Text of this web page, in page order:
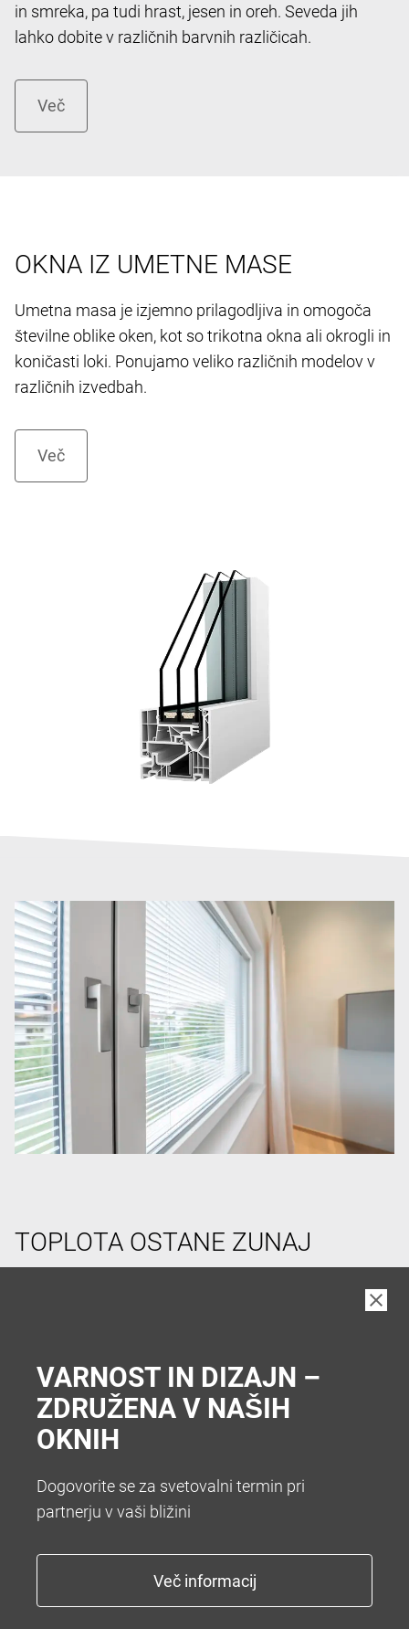
in smreka, pa tudi hrast, jesen in oreh. Seveda jih
lahko dobite v različnih barvnih različicah.
OKNA IZ UMETNE MASE
Umetna masa je izjemno prilagodljiva in omogoča
številne oblike oken, kot so trikotna okna ali okrogli in
koničasti loki. Ponujamo veliko različnih modelov v
različnih izvedbah.
TOPLOTA OSTANE ZUNAJ
prostor v hiši. Da vam zato ni treba hoditi v klet vam
zatemnitev z roletami ali optimalno zatemnitev z
zunanjimi žaluzijami.
KONEC Z NADLEŽNIM
VARNOST IN DIZAJN –
ZDRUŽENA V NAŠIH
OKNIH
Dogovorite se za svetovalni termin pri
partnerju v vaši bližini